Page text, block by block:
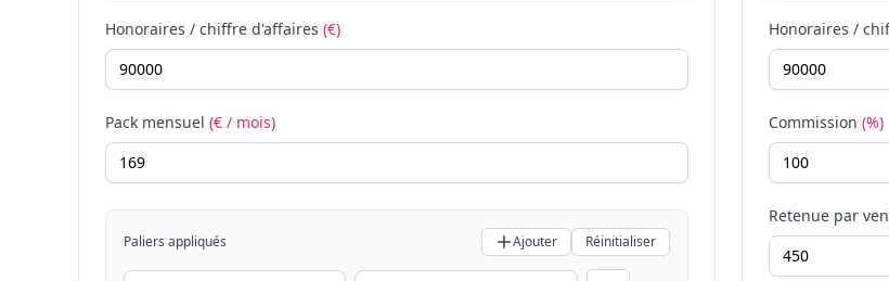
Honoraires / chiffre d'affaires (€)
Pack mensuel (€ / mois)
Paliers appliqués Ajouter Réinitialiser
Honoraires /
Commission (%)
Retenue par